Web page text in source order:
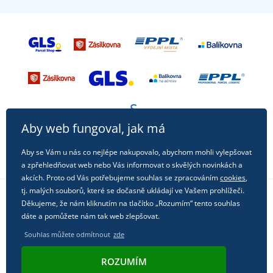
Sledujte nás na sociálních sítích
Aby web fungoval, jak má
Aby se Vám u nás co nejlépe nakupovalo, abychom mohli vylepšovat
a zpřehledňovat web nebo Vás informovat o skvělých novinkách a
akcích. Proto od Vás potřebujeme souhlas se zpracovánímcookies,
tj. malých souborů, které se dočasně ukládají ve Vašem prohlížeči.
Děkujeme, že nám kliknutím na tlačítko „Rozumím“ tento souhlas
dáte a pomůžete nám tak web zlepšovat.
Souhlas můžete odmítnout zde
ROZUMÍM